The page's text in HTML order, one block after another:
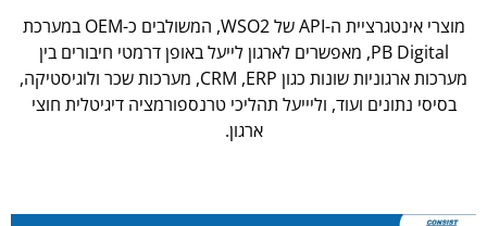
מוצרי אינטגרציית ה-API של WSO2, המשולבים כ-OEM במערכת
PB Digital, מאפשרים לארגון לייעל באופן דרמטי חיבורים בין
מערכות ארגוניות שונות כגון CRM ,ERP, מערכות שכר ולוגיסטיקה,
בסיסי נתונים ועוד, וליייעל תהליכי טרנספורמציה דיגיטלית חוצי
ארגון.